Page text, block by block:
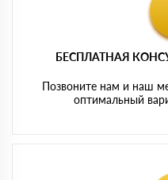
БЕСПЛАТНАЯ
Позвоните нам и наш
оптимальный